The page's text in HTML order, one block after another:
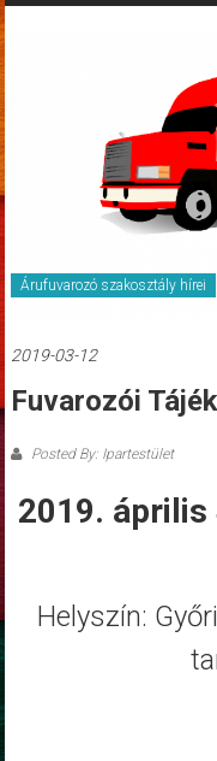
Árufuvarozó szakosztály hírei
2019-03-12
Fuvarozói
Posted By: Ipartestület
2019.
Helyszín: